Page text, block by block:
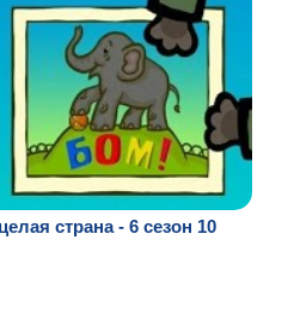
страна - 6 сезон 10